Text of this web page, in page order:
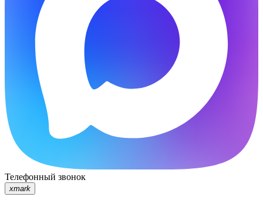
Телефонный звонок
xmark